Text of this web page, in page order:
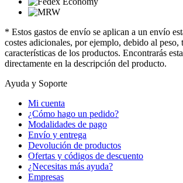
* Estos gastos de envío se aplican a un envío
costes adicionales, por ejemplo, debido al peso,
características de los productos. Encontrarás
directamente en la descripción del producto.
Ayuda y Soporte
Mi cuenta
¿Cómo hago un pedido?
Modalidades de pago
Envío y entrega
Devolución de productos
Ofertas y códigos de descuento
¿Necesitas más ayuda?
Empresas